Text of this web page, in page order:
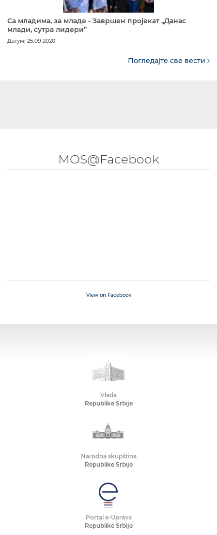
Са младима, за младе - Завршен пројекат „Данас
млади, сутра лидери”
Датум: 25.09.2020
Погледајте све вести
MOS@Facebook
View on Facebook
Vlada
Republike Srbije
Narodna skupština
Republike Srbije
Portal e-Uprava
Republike Srbije